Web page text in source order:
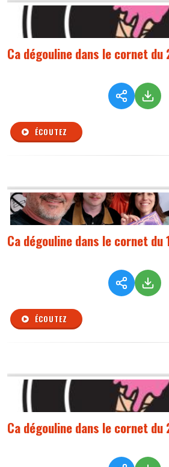
Ca dégouline dans le cornet
ÉCOUTEZ
Ca dégouline dans le cornet du
ÉCOUTEZ
Ca dégouline dans le cornet